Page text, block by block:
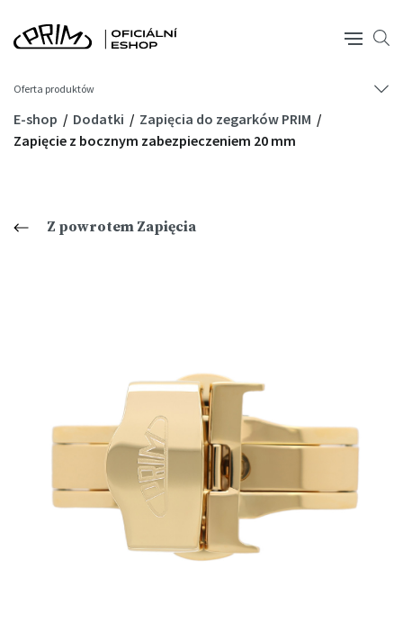
Oferta produktów
E-shop Dodatki
Zapięcia do zegarków PRIM
Zapięcie z bocznym zabezpieczeniem 20 mm
Z powrotem Zapięcia